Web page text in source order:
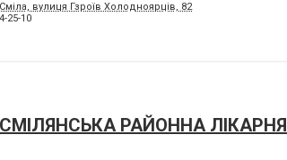
Сміла, вулиця Гзроїв Холодноярців, 82
4-25-10
СМІЛЯНСЬКА РАЙОННА ЛІКАРНЯ